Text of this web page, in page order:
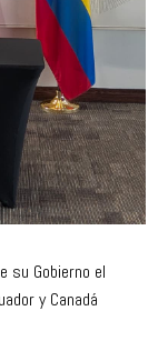
su Gobierno el
y Canadá